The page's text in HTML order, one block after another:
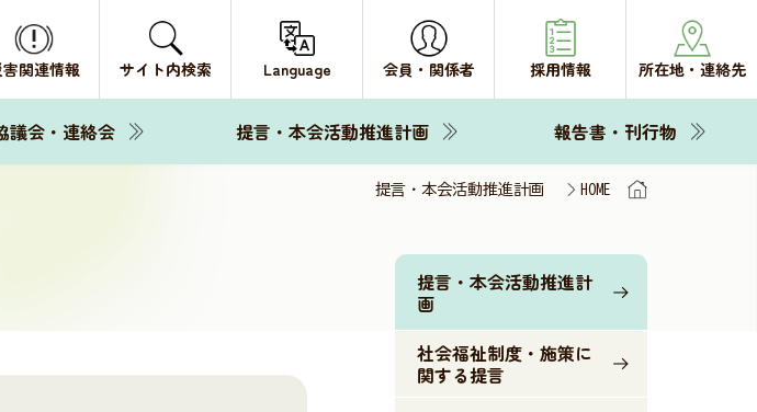
害関連情報 サイト内検索 Language 会員・関係者 採用情報 所在地・連絡先
議会・連絡会 提言・本会活動推進計画 報告書・刊行物
HOME
提言・本会活動推進計画
提言・本会活動推進計
画
社会福祉制度・施策に
関する提言